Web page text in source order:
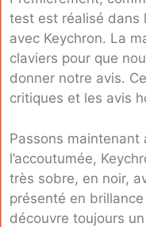
test est réalisé dans
avec Keychron. La
claviers pour que
donner notre avis.
critiques et les avis
Passons maintenant
l’accoutumée,
très sobre, en noir,
présenté en
découvre toujours